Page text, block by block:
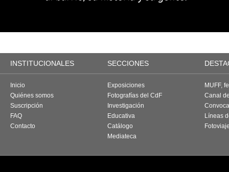
INSTITUCIONALES SECCIONES
Inicio
Quiénes somos
Suscripción
FAQ
Contacto
Exposiciones
Fotografías del CdF
Investigación
Educativa
Catálogo
Mediateca
MUFF,
Canal
Líneas